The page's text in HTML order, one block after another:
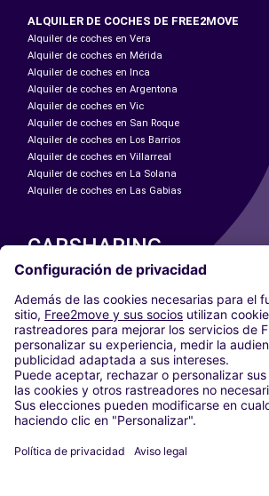
ALQUILER DE COCHES DE FREE2MOVE
Alquiler de coches en Vera
Alquiler de coches en Mérida
Alquiler de coches en Inca
Alquiler de coches en Argentona
Alquiler de coches en Vic
Alquiler de coches en San Roque
Alquiler de coches en Los Barrios
Alquiler de coches en Villarreal
Alquiler de coches en La Solana
Alquiler de coches en Las Gabias
CARSHARING
NUESTRAS CIUDADES
Paris
Madrid
Washington DC
Milán
Roma
Turín
Viena
Berlín
Düsseldorf